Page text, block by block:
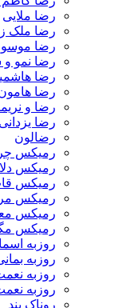
رضا ملایی
رضا ملک
رضا
رضا نمو
رضا
رضا
رضا و
رضا یزدانی
رضالون
رمیکس
رمیکس
رمیکس
رمیکس
رمیکس
رمیکس
روزبه
روزبه
روزبه
روزبه
روناک بند